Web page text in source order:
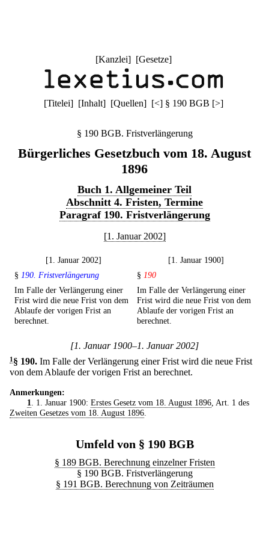
[Kanzlei] [Gesetze]
[Titelei] [Inhalt] [Quellen] [<] § 190 BGB [>]
§ 190 BGB. Fristverlängerung
Bürgerliches Gesetzbuch vom 18. August
1896
Buch 1. Allgemeiner Teil
Abschnitt 4. Fristen, Termine
Paragraf 190. Fristverlängerung
[1. Januar 2002]
[1. Januar 2002]
[1. Januar 1900]
§ 190. Fristverlängerung § 190
Im Falle der Verlängerung einer
Frist wird die neue Frist von dem
Ablaufe der vorigen Frist an
berechnet.
Im Falle der Verlängerung einer
Frist wird die neue Frist von dem
Ablaufe der vorigen Frist an
berechnet.
[1. Januar 1900–1. Januar 2002]
1§ 190. Im Falle der Verlängerung einer Frist wird die neue Frist
von dem Ablaufe der vorigen Frist an berechnet.
Anmerkungen:
1. 1. Januar 1900: Erstes Gesetz vom 18. August 1896, Art. 1 des
Zweiten Gesetzes vom 18. August 1896.
Umfeld von § 190 BGB
§ 189 BGB. Berechnung einzelner Fristen
§ 190 BGB. Fristverlängerung
§ 191 BGB. Berechnung von Zeiträumen